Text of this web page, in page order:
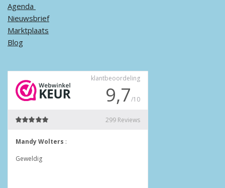
Agenda ​
Nieuwsbrief
Marktplaats
Blog